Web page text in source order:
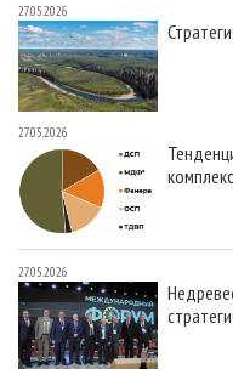
27.05.2026
27.05.2026
27.05.2026